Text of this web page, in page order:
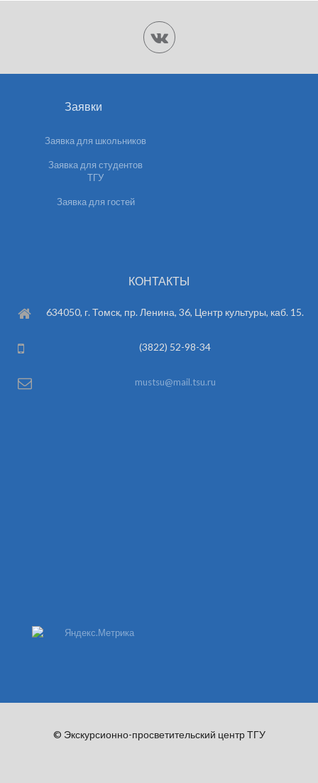
Заявки
Заявка для школьников
Заявка для студентов
ТГУ
Заявка для гостей
КОНТАКТЫ
634050, г. Томск, пр. Ленина, 36, Центр культуры, каб. 15.
(3822) 52-98-34
mustsu@mail.tsu.ru
© Экскурсионно-просветительский центр ТГУ